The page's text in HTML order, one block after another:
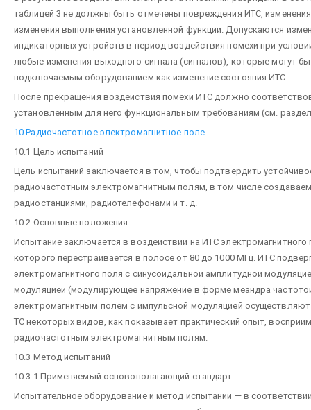
таблицей 3 не должны быть отмечены повреждения ИТС, изменения
изменения выполнения установленной функции. Допускаются
индикаторных устройств в период воздействия помехи при
любые изменения выходного сигнала (сигналов), которые могут
подключаемым оборудованием как изменение состояния ИТС.
После прекращения воздействия помехи ИТС должно
установленным для него функциональным требованиям (см.
10 Радиочастотное электромагнитное поле
10.1 Цель испытаний
Цель испытаний заключается в том, чтобы подтвердить
радиочастотным электромагнитным полям, в том числе
радиостанциями, радиотелефонами и т. д.
10.2 Основные положения
Испытание заключается в воздействии на ИТС электромагнитного
которого перестраивается в полосе от 80 до 1000 МГц. ИТС
электромагнитного поля с синусоидальной амплитудной
модуляцией (модулирующее напряжение в форме меандра
электромагнитным полем с импульсной модуляцией осуществляют
ТС некоторых видов, как показывает практический опыт,
радиочастотным электромагнитным полям.
10.3 Метод испытаний
10.3.1 Применяемый основополагающий стандарт
Испытательное оборудование и метод испытаний — в